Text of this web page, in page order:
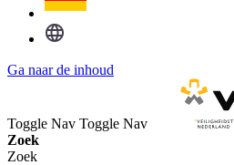
Ga naar de inhoud
Toggle Nav Toggle Nav
Zoek
Zoek